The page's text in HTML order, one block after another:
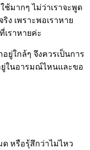
มากๆ ไม่ว่าเราจะพูด
ง เพราะพอเราหาย
เราหายค่ะ
ยู่ใกล้ๆ จึงควรเป็นการ
ยู่ในอารมณ์ไหนและขอ
หรือรุ้สึกว่าไม่ไหว